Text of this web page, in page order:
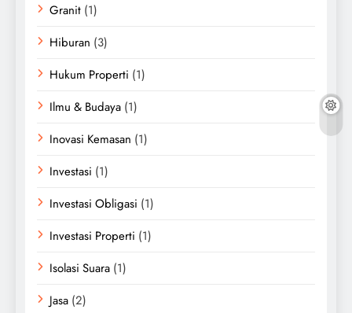
Granit (1)
Hiburan (3)
Hukum Properti (1)
Ilmu & Budaya (1)
Inovasi Kemasan (1)
Investasi (1)
Investasi Obligasi (1)
Investasi Properti (1)
Isolasi Suara (1)
Jasa (2)